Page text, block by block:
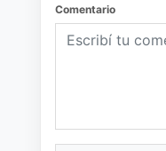
Comentario